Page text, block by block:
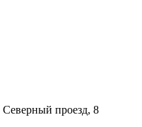
Северный проезд, 8